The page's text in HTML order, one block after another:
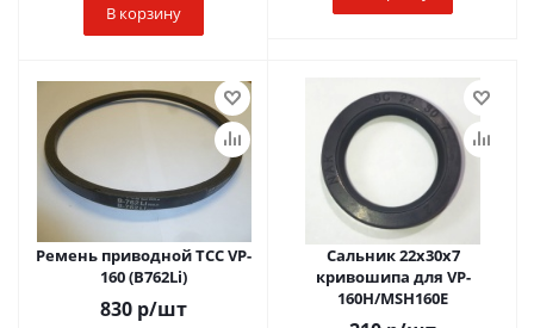
В корзину
Ремень приводной ТСС VP-
160 (B762Li)
830 р/шт
Сальник 22x30x7
кривошипа для VP-
160H/MSH160E